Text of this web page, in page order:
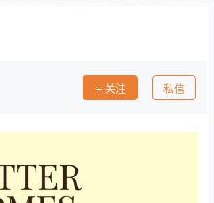
关注 私信